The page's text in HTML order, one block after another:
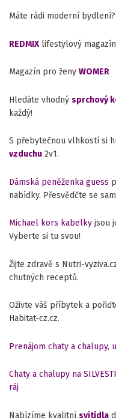
Máte rádi moderní
REDMIX lifestylový magazín
Magazín pro ženy WOMER
Hledáte vhodný sprchový
každý!
S přebytečnou vlhkostí si
vzduchu 2v1.
Dámská peněženka guess
nabídky. Přesvědčte se
Michael kors kabelky jsou
Vyberte si tu svou!
Žijte zdravě s Nutri-
chutných receptů.
Oživte váš příbytek a
Habitat-cz.cz.
Prenájom chaty a chalupy,
Chaty a chalupy na
ráj
Nabízíme kvalitní svítidla